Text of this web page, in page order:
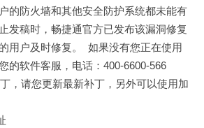
的防火墙和其他安全防护系统都未能有
发稿时，畅捷通官方已发布该漏洞修复
用户及时修复。 如果没有您正在使用
的软件客服，电话：400-6600-566
请您更新最新补丁，另外可以使用加